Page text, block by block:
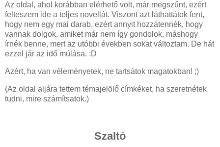
Az oldal, ahol korábban elérhető volt, már megszűnt, ezért
felteszem ide a teljes novellát. Viszont azt láthattátok fent,
hogy nem egy mai darab, ezért annyit hozzátennék, hogy
vannak dolgok, amiket már nem így gondolok, máshogy
írnék benne, mert az utóbbi években sokat változtam. De hát
ezzel jár az idő múlása. :D
Azért, ha van véleményetek, ne tartsátok magatokban! ;)
(Az oldal aljára tettem témajelölő címkéket, ha szeretnétek
tudni, mire számítsatok.)
Szaltó